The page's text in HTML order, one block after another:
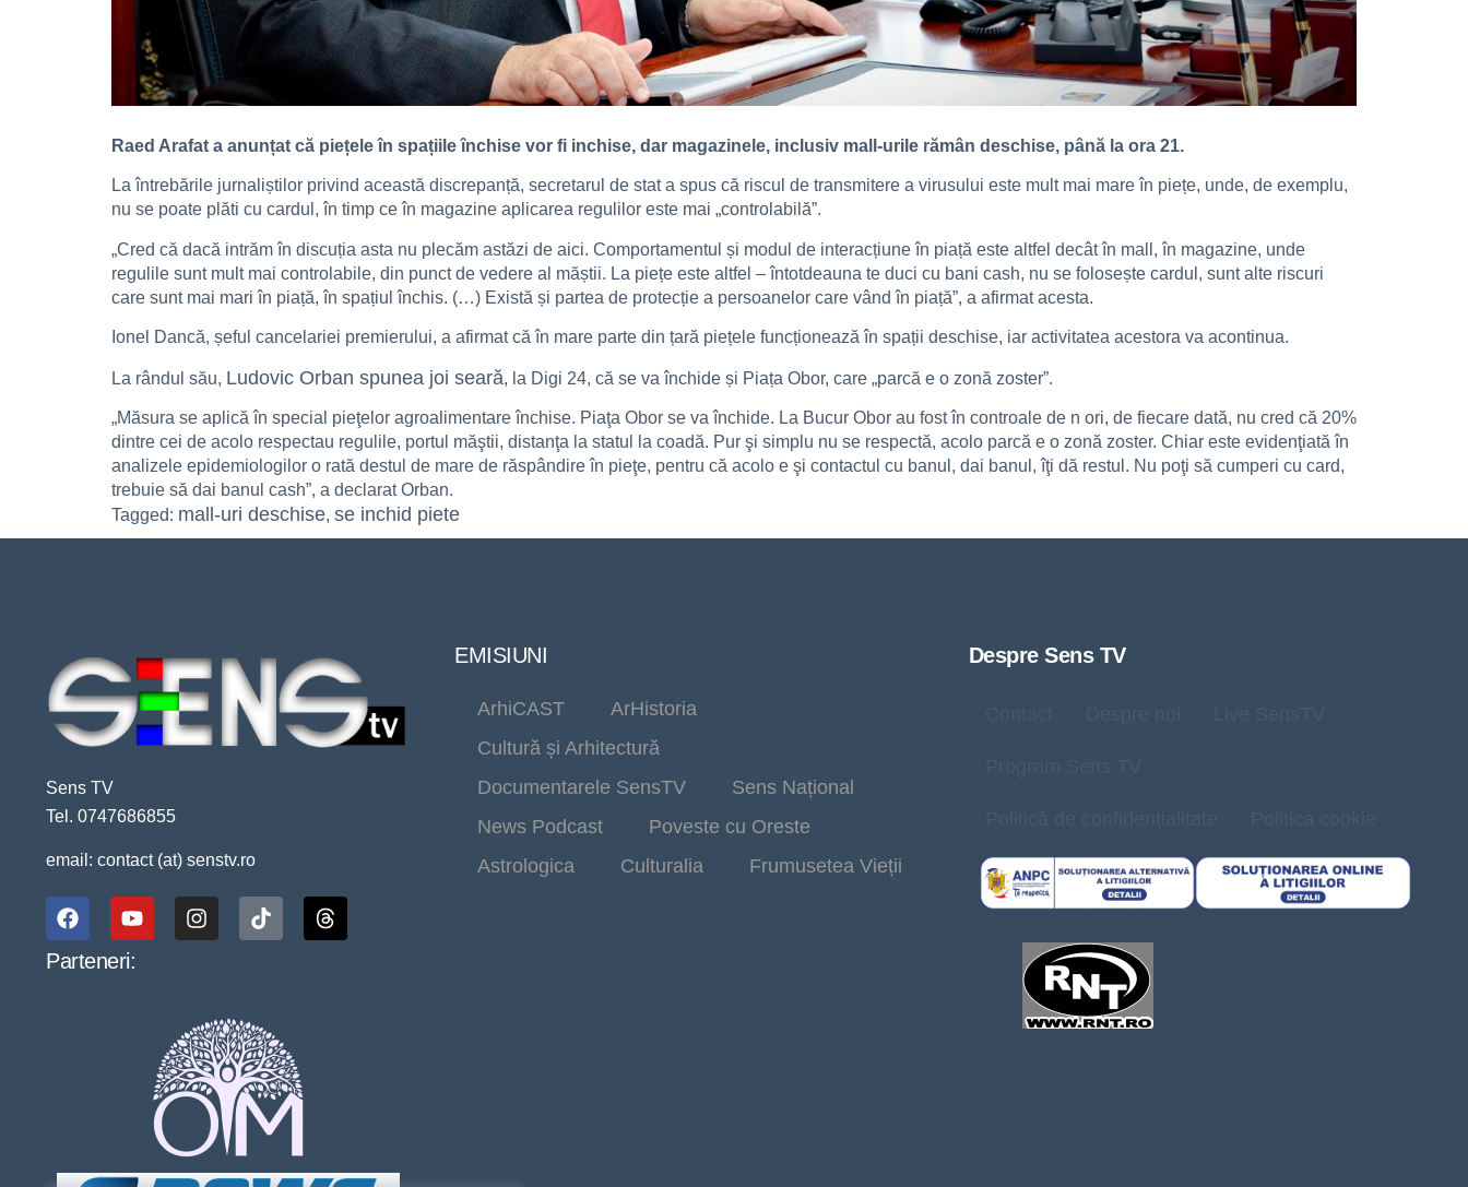
Raed Arafat a anunțat că piețele în spațiile închise vor fi inchise, dar magazinele, inclusiv mall-urile rămân deschise, până la ora 21.
La întrebările jurnaliștilor privind această discrepanță, secretarul de stat a spus că riscul de transmitere a virusului este mult mai mare în piețe, unde, de exemplu,
nu se poate plăti cu cardul, în timp ce în magazine aplicarea regulilor este mai „controlabilă”.
„Cred că dacă intrăm în discuția asta nu plecăm astăzi de aici. Comportamentul și modul de interacțiune în piață este altfel decât în mall, în magazine, unde
regulile sunt mult mai controlabile, din punct de vedere al măștii. La piețe este altfel – întotdeauna te duci cu bani cash, nu se folosește cardul, sunt alte riscuri
care sunt mai mari în piață, în spațiul închis. (…) Există și partea de protecție a persoanelor care vând în piață”, a afirmat acesta.
Ionel Dancă, șeful cancelariei premierului, a afirmat că în mare parte din țară piețele funcționează în spații deschise, iar activitatea acestora va acontinua.
La rândul său, Ludovic Orban spunea joi seară, la Digi 24, că se va închide și Piața Obor, care „parcă e o zonă zoster”.
„Măsura se aplică în special pieţelor agroalimentare închise. Piaţa Obor se va închide. La Bucur Obor au fost în controale de n ori, de fiecare dată, nu cred că 20%
dintre cei de acolo respectau regulile, portul măştii, distanţa la statul la coadă. Pur şi simplu nu se respectă, acolo parcă e o zonă zoster. Chiar este evidenţiată în
analizele epidemiologilor o rată destul de mare de răspândire în pieţe, pentru că acolo e şi contactul cu banul, dai banul, îţi dă restul. Nu poţi să cumperi cu card,
trebuie să dai banul cash”, a declarat Orban.
Tagged: mall-uri deschise, se inchid piete
Sens TV
Tel. 0747686855
email: contact (at) senstv.ro
Parteneri:
EMISIUNI
ArhiCAST
ArHistoria
Cultură și Arhitectură
Documentarele SensTV
Sens Național
News Podcast
Poveste cu Oreste
Astrologica
Culturalia Frumusetea Vieții
Despre Sens TV